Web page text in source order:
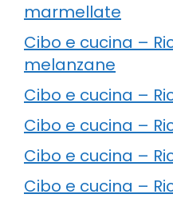
marmellate
Cibo e cucina –
melanzane
Cibo e cucina –
Cibo e cucina –
Cibo e cucina –
Cibo e cucina –